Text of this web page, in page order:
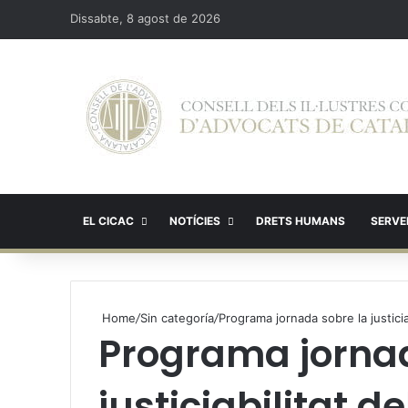
Dissabte, 8 agost de 2026
EL CICAC NOTÍCIES DRETS HUMANS
Home/Sin categoría/Programa jornada sobre la
Programa